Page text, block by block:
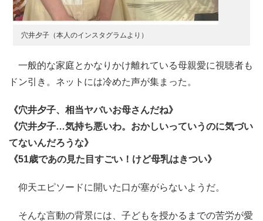
穴井夕子（本人のインスタグラムより）
一般的な家庭とかなりかけ離れている母親愛に視聴者も
ドン引き。ネットには冷めた声が集まった。
《穴井夕子、相当ヤバいお母さんだね》
《穴井夕子…気持ち悪いわ。おかしいっていうのに気づい
てないんだろうな》
《51歳であの見た目すごい！けど母乳はきつい》
仰天エピソードに開いた口が塞がらないようだ。
そんな言動の背景には、子どもを授かるまでの苦労が愛